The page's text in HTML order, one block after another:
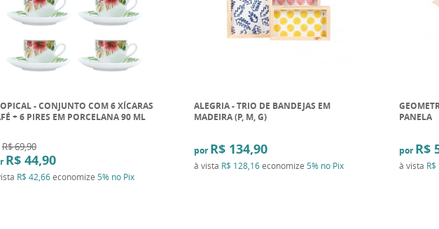
- CONJUNTO COM 6 XÍCARAS
+ 6 PIRES EM PORCELANA 90 ML
R$ 69,90
R$ 44,90
R$ 42,66economize 5% no Pix
ALEGRIA - TRIO DE BANDEJAS EM
MADEIRA (P, M, G)
por R$ 134,90
à vista R$ 128,16economize 5% no Pix
PANELA
por R$
à vista